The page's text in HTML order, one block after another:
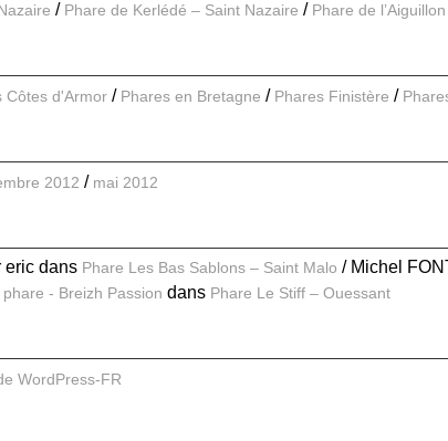
Phare de Kerlédé – Saint Nazaire Phare de
Côtes d'Armor Phares en Bretagne Phares Finistère
2012 mai 2012
eric dans Phare Les Bas Sablons – Saint Malo Michel
- Breizh Passion dans Phare Le Stiff – Ouessant
WordPress-FR